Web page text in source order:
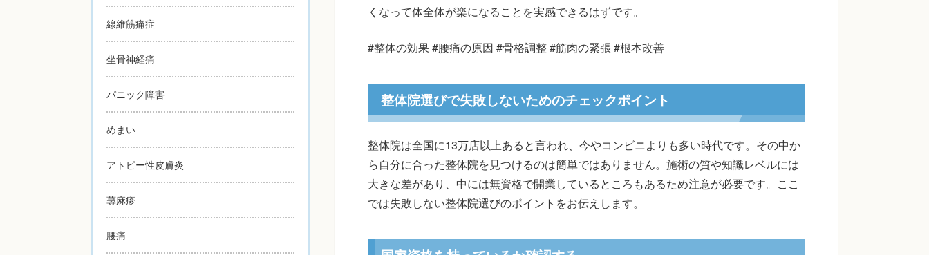
くなって体全体が楽になることを実感できるはずです。
#整体の効果 #腰痛の原因 #骨格調整 #筋肉の緊張 #根本改善
整体院選びで失敗しないためのチェックポイント
整体院は全国に13万店以上あると言われ、今やコンビニよりも多い時代です。その中か
ら自分に合った整体院を見つけるのは簡単ではありません。施術の質や知識レベルには
大きな差があり、中には無資格で開業しているところもあるため注意が必要です。ここ
では失敗しない整体院選びのポイントをお伝えします。
線維筋痛症
坐骨神経痛
パニック障害
めまい
アトピー性皮膚炎
蕁麻疹
腰痛